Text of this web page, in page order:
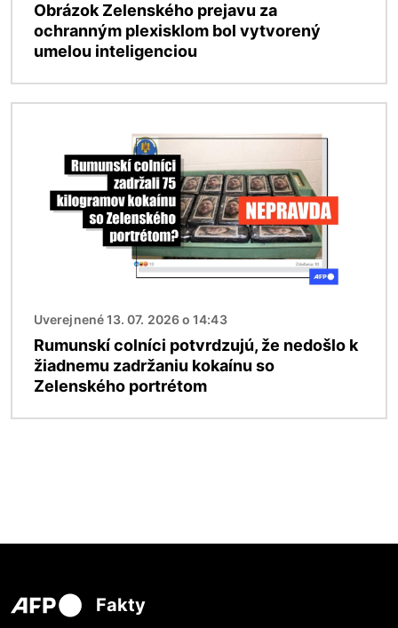
Obrázok Zelenského prejavu za
ochranným plexisklom bol vytvorený
umelou inteligenciou
Uverejnené 13. 07. 2026 o 14:43
Rumunskí colníci potvrdzujú, že nedošlo k
žiadnemu zadržaniu kokaínu so
Zelenského portrétom
Fakty